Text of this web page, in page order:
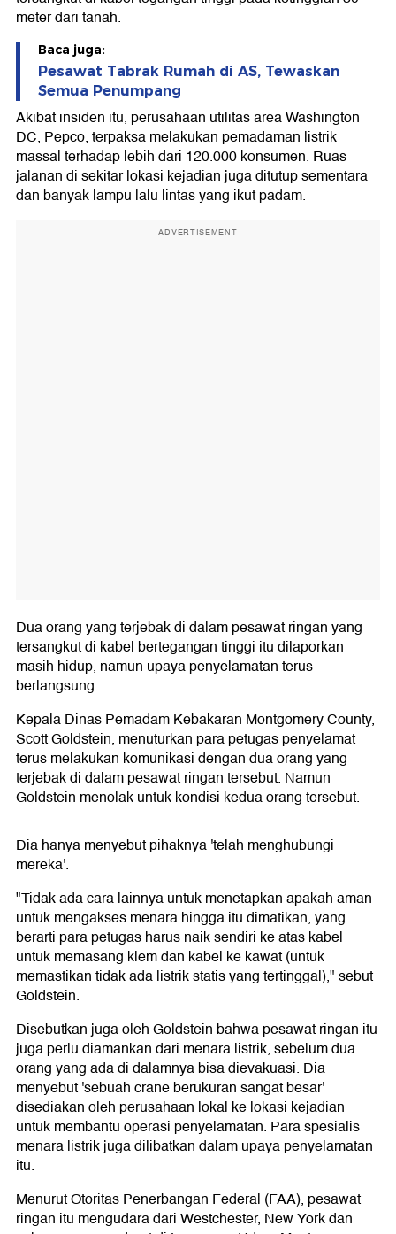
meter dari tanah.
Baca juga:
Pesawat Tabrak Rumah di AS, Tewaskan
Semua Penumpang
Akibat insiden itu, perusahaan utilitas area Washington
DC, Pepco, terpaksa melakukan pemadaman listrik
massal terhadap lebih dari 120.000 konsumen. Ruas
jalanan di sekitar lokasi kejadian juga ditutup sementara
dan banyak lampu lalu lintas yang ikut padam.
ADVERTISEMENT
Dua orang yang terjebak di dalam pesawat ringan yang
tersangkut di kabel bertegangan tinggi itu dilaporkan
masih hidup, namun upaya penyelamatan terus
berlangsung.
Kepala Dinas Pemadam Kebakaran Montgomery County,
Scott Goldstein, menuturkan para petugas penyelamat
terus melakukan komunikasi dengan dua orang yang
terjebak di dalam pesawat ringan tersebut. Namun
Goldstein menolak untuk kondisi kedua orang tersebut.
Dia hanya menyebut pihaknya 'telah menghubungi
mereka'.
"Tidak ada cara lainnya untuk menetapkan apakah aman
untuk mengakses menara hingga itu dimatikan, yang
berarti para petugas harus naik sendiri ke atas kabel
untuk memasang klem dan kabel ke kawat (untuk
memastikan tidak ada listrik statis yang tertinggal)," sebut
Goldstein.
Disebutkan juga oleh Goldstein bahwa pesawat ringan itu
juga perlu diamankan dari menara listrik, sebelum dua
orang yang ada di dalamnya bisa dievakuasi. Dia
menyebut 'sebuah crane berukuran sangat besar'
disediakan oleh perusahaan lokal ke lokasi kejadian
untuk membantu operasi penyelamatan. Para spesialis
menara listrik juga dilibatkan dalam upaya penyelamatan
itu.
Menurut Otoritas Penerbangan Federal (FAA), pesawat
ringan itu mengudara dari Westchester, New York dan